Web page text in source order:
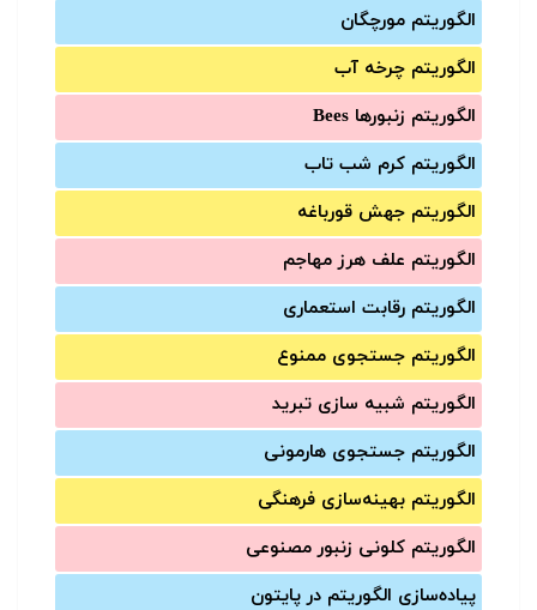
الگوریتم مورچگان
الگوریتم چرخه آب
الگوریتم زنبورها Bees
الگوریتم کرم شب تاب
الگوریتم جهش قورباغه
الگوریتم علف هرز مهاجم
الگوریتم رقابت استعماری
الگوریتم جستجوی ممنوع
الگوریتم شبیه سازی تبرید
الگوریتم جستجوی هارمونی
الگوریتم بهینه‌سازی فرهنگی
الگوریتم کلونی زنبور مصنوعی
پیاده‌سازی الگوریتم در پایتون